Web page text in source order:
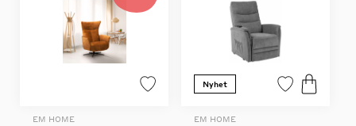
EM HOME
Nyhet
EM HOME